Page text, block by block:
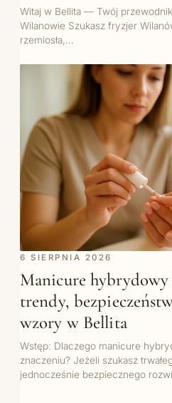
Witaj w Bellita — Twój
Wilanowie Szukasz fryzjer
rzemiosła,…
6 SIERPNIA 2026
Manicure
trendy,
wzory w Bellita
Wstęp: Dlaczego manicure
znaczeniu? Jeżeli szukasz
jednocześnie bezpiecznego